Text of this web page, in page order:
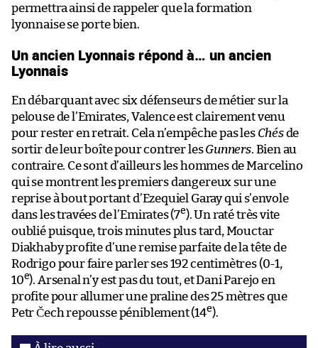
permettra ainsi de rappeler que la formation
lyonnaise se porte bien.
Un ancien Lyonnais répond à… un ancien
Lyonnais
En débarquant avec six défenseurs de métier sur la
pelouse de l’Emirates, Valence est clairement venu
pour rester en retrait. Cela n’empêche pas les Chésde
sortir de leur boîte pour contrer lesGunners. Bien au
contraire. Ce sont d’ailleurs les hommes de Marcelino
qui se montrent les premiers dangereux sur une
reprise à bout portant d’Ezequiel Garay qui s’envole
dans les travées de l’Emirates (7e). Un raté très vite
oublié puisque, trois minutes plus tard, Mouctar
Diakhaby profite d’une remise parfaite de la tête de
Rodrigo pour faire parler ses 192 centimètres (0-1,
10e). Arsenal n’y est pas du tout, et Dani Parejo en
profite pour allumer une praline des 25 mètres que
Petr Čech repousse péniblement (14e).